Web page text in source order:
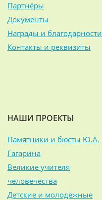
Партнёры
Документы
Награды и благодарности
Контакты и реквизиты
НАШИ ПРОЕКТЫ
Памятники и бюсты Ю.А.
Гагарина
Великие учителя
человечества
Детские и молодёжные